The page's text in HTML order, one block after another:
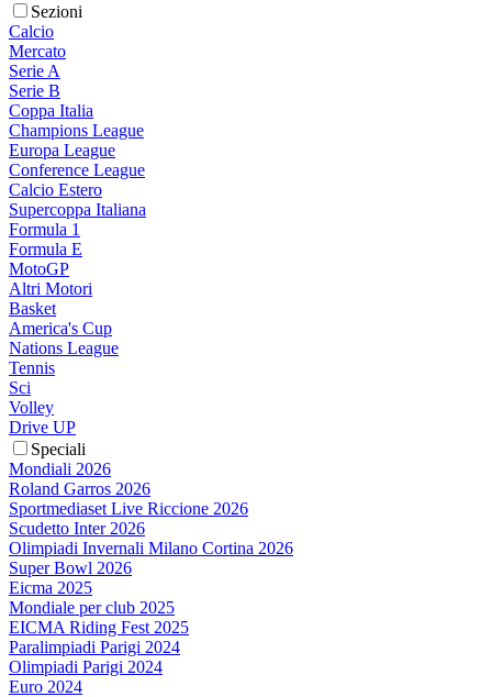
Sezioni
Calcio
Mercato
Serie A
Serie B
Coppa Italia
Champions League
Europa League
Conference League
Calcio Estero
Supercoppa Italiana
Formula 1
Formula E
MotoGP
Altri Motori
Basket
America's Cup
Nations League
Tennis
Sci
Volley
Drive UP
Speciali
Mondiali 2026
Roland Garros 2026
Sportmediaset Live Riccione 2026
Scudetto Inter 2026
Olimpiadi Invernali Milano Cortina 2026
Super Bowl 2026
Eicma 2025
Mondiale per club 2025
EICMA Riding Fest 2025
Paralimpiadi Parigi 2024
Olimpiadi Parigi 2024
Euro 2024